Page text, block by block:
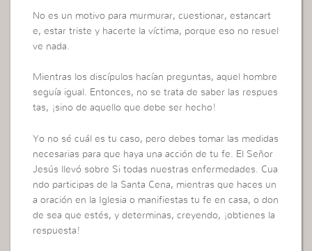
No es un motivo para murmurar, cuestionar, estancart
e, estar triste y hacerte la víctima, porque eso no resuel
ve nada.
Mientras los discípulos hacían preguntas, aquel hombre
seguía igual. Entonces, no se trata de saber las respues
tas, ¡sino de aquello que debe ser hecho!
Yo no sé cuál es tu caso, pero debes tomar las medidas
necesarias para que haya una acción de tu fe. El Señor
Jesús llevó sobre Si todas nuestras enfermedades. Cua
ndo participas de la Santa Cena, mientras que haces un
a oración en la Iglesia o manifiestas tu fe en casa, o don
de sea que estés, y determinas, creyendo, ¡obtienes la
respuesta!